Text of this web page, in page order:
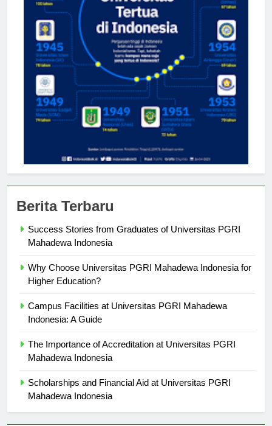
Berita Terbaru
Success Stories from Graduates of Universitas PGRI
Mahadewa Indonesia
Why Choose Universitas PGRI Mahadewa Indonesia for
Higher Education?
Campus Facilities at Universitas PGRI Mahadewa
Indonesia: A Guide
The Importance of Accreditation at Universitas PGRI
Mahadewa Indonesia
Scholarships and Financial Aid at Universitas PGRI
Mahadewa Indonesia